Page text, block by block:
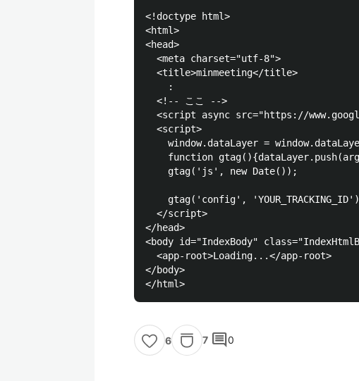
<!doctype html>
<html>
<head>
  <meta charset="utf-8">
  <title>minmeeting</title>
    :
  <!-- ここ -->
<script async src="https://
  <script>
window.dataLayer =
function
    gtag('js', new Date());
gtag('config',
  </script>
</head>
<body id="IndexBody"
  <app-root>Loading...</app-root>
</body>
6 7 comment0